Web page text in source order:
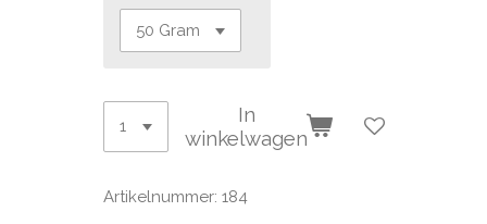
In
winkelwagen
Artikelnummer: 184